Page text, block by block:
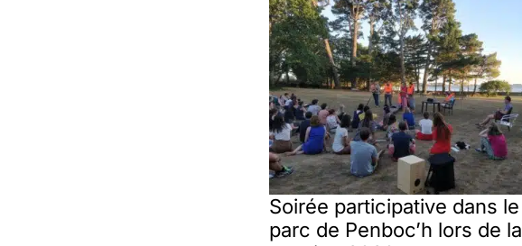
Soirée participative dans le
parc de Penboc’h lors de la